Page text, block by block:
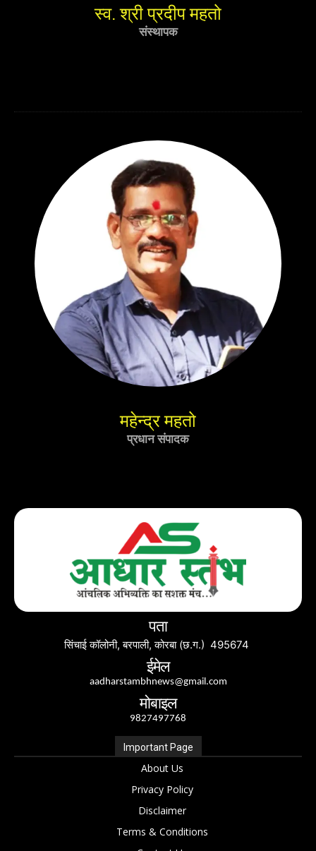
स्व. श्री प्रदीप महतो
संस्थापक
महेन्द्र महतो
प्रधान संपादक
पता
सिंचाई कॉलोनी, बरपाली, कोरबा (छ.ग.) 495674
ईमेल
aadharstambhnews@gmail.com
मोबाइल
9827497768
Important Page
About Us
Privacy Policy
Disclaimer
Terms & Conditions